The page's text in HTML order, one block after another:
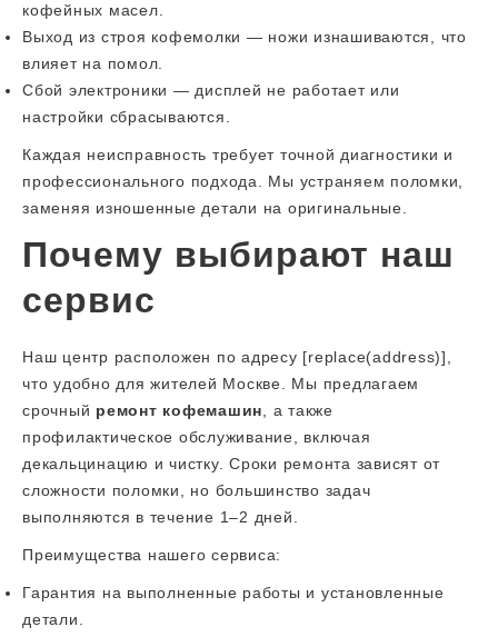
кофейных масел.
Выход из строя кофемолки — ножи изнашиваются, что
влияет на помол.
Сбой электроники — дисплей не работает или
настройки сбрасываются.
Каждая неисправность требует точной диагностики и
профессионального подхода. Мы устраняем поломки,
заменяя изношенные детали на оригинальные.
Почему выбирают наш
сервис
Наш центр расположен по адресу [replace(address)],
что удобно для жителей Москве. Мы предлагаем
срочный ремонт кофемашин , а также
профилактическое обслуживание, включая
декальцинацию и чистку. Сроки ремонта зависят от
сложности поломки, но большинство задач
выполняются в течение 1–2 дней.
Преимущества нашего сервиса:
Гарантия на выполненные работы и установленные
детали.